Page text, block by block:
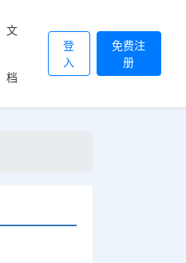
文
档
登
入
免费注
册